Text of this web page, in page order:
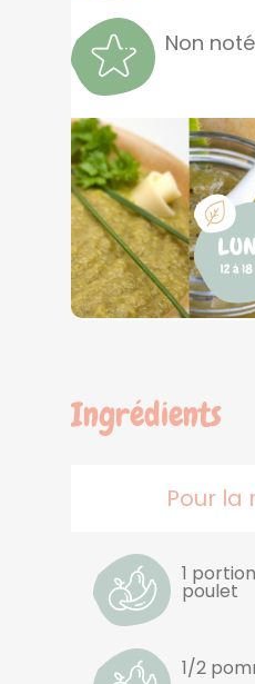
Non noté
Ingrédients
Pour la
1
poulet
1/2